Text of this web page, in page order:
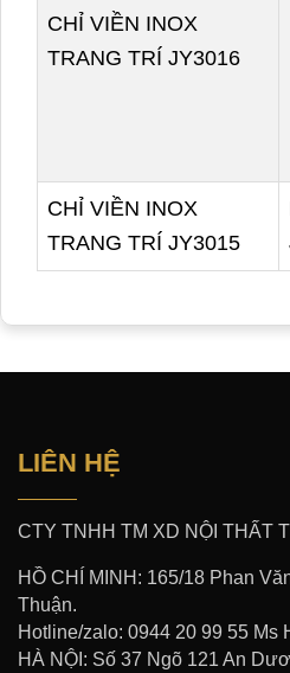
CHỈ VIỀN INOX
TRANG TRÍ JY3016
CHỈ VIỀN INOX
TRANG TRÍ JY3015
LIÊN HỆ
CTY TNHH TM XD NỘI THẤT
HỒ CHÍ MINH: 165/18 Phan
Thuận.
Hotline/zalo: 0944 20 99 55 Ms
HÀ NỘI: Số 37 Ngõ 121 An